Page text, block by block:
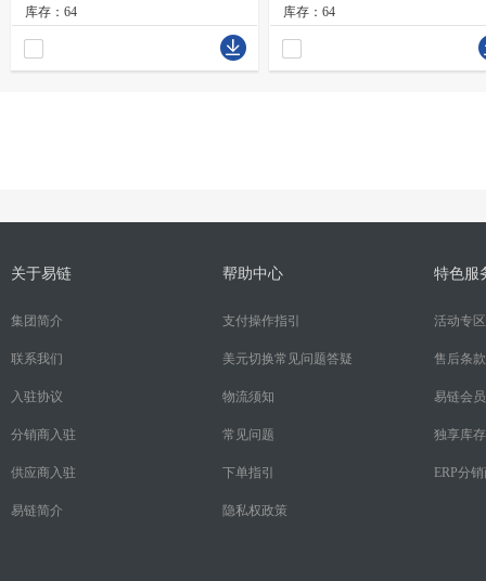
库存：64 库存：64
关于易链
集团简介
联系我们
入驻协议
分销商入驻
供应商入驻
易链简介
帮助中心
支付操作指引
美元切换常见问题答疑
物流须知
常见问题
下单指引
隐私权政策
特色服
活动专区
售后条款
易链会
独享库
ERP分